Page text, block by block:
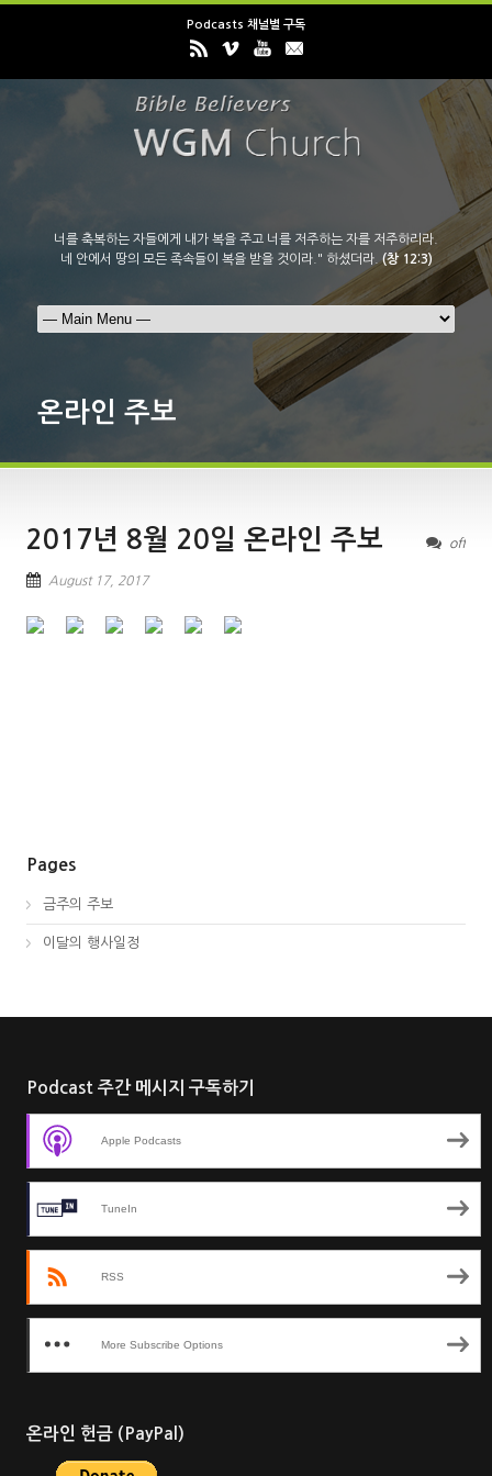
Podcasts 채널별 구독
너를 축복하는 자들에게 내가 복을 주고 너를 저주하는 자를 저주하리라.
네 안에서 땅의 모든 족속들이 복을 받을 것이라." 하셨더라.(창 12:3)
온라인 주보
off
2017년 8월 20일 온라인 주보
August 17, 2017
Pages
금주의 주보
이달의 행사일정
Podcast 주간 메시지 구독하기
Apple Podcasts
TuneIn
RSS
More Subscribe Options
온라인 헌금 (PayPal)